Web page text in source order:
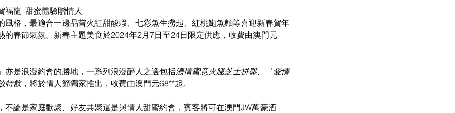
龍  甜蜜體驗贈情人
風格，最適合一邊品嘗火紅甜酸蝦、七彩魚生撈起、紅桃鮑魚麵等喜迎新春賀年
的春節氣氛。新春主題美食於2024年2月7日至24日限定供應，收費由澳門元
亦是浪漫約會的勝地，一系列浪漫醉人之選包括濃情蜜意火腿芝士拼盤、「愛情
特飲，將於情人節獨家推出，收費由澳門元68**起。
不論是家庭歡聚、好友共聚還是與情人甜蜜約會，賓客將可在澳門JW萬豪酒